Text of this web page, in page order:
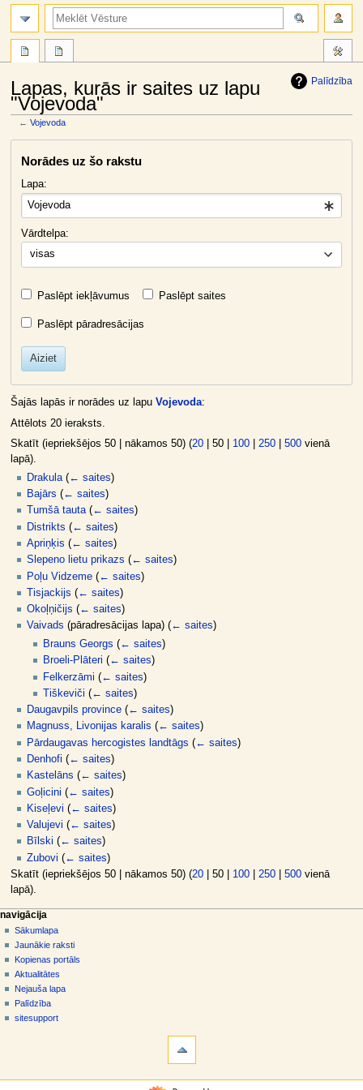
Palīdzība
Lapas, kurās ir saites uz lapu
"Vojevoda"
←Vojevoda
Norādes uz šo rakstu
Lapa:
Vārdtelpa:
visas
Paslēpt iekļāvumus Paslēpt saites
Paslēpt pāradresācijas
Aiziet
Šajās lapās ir norādes uz lapu Vojevoda:
Attēlots 20 ieraksts.
Skatīt (iepriekšējos 50| nākamos 50) (20| 50| 100| 250| 500vienā
lapā).
Drakula (← saites)
Bajārs (← saites)
Tumšā tauta (← saites)
Distrikts (← saites)
Apriņķis (← saites)
Slepeno lietu prikazs (← saites)
Poļu Vidzeme (← saites)
Tisjackijs (← saites)
Okoļņičijs (← saites)
Vaivads (pāradresācijas lapa) (← saites)
Brauns Georgs (← saites)
Broeli-Plāteri (← saites)
Felkerzāmi (← saites)
Tiškeviči (← saites)
Daugavpils province (← saites)
Magnuss, Livonijas karalis (← saites)
Pārdaugavas hercogistes landtāgs (← saites)
Denhofi (← saites)
Kastelāns (← saites)
Goļicini (← saites)
Kiseļevi (← saites)
Valujevi (← saites)
Bīlski (← saites)
Zubovi (← saites)
Skatīt (iepriekšējos 50| nākamos 50) (20| 50| 100| 250| 500vienā
lapā).
N
a
v
g
ā
c
a
lapas darbības
raksts
diskusija
skatīt
aplūkot
kodu
vēsture
dalībnieka rīki
pieslēgties
navigācija
Sākumlapa
Jaunākie raksti
Kopienas portāls
Aktualitātes
Nejauša lapa
Palīdzība
sitesupport
meklēt
navigācija